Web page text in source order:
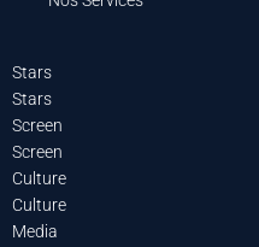
Stars
Stars
Screen
Screen
Culture
Culture
Media